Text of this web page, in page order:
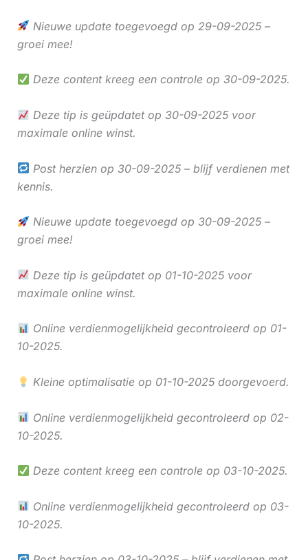
Nieuwe update toegevoegd op 29-09-2025 –
groei mee!
Deze content kreeg een controle op 30-09-2025.
Deze tip is geüpdatet op 30-09-2025 voor
maximale online winst.
Post herzien op 30-09-2025 – blijf verdienen met
kennis.
Nieuwe update toegevoegd op 30-09-2025 –
groei mee!
Deze tip is geüpdatet op 01-10-2025 voor
maximale online winst.
Online verdienmogelijkheid gecontroleerd op 01-
10-2025.
Kleine optimalisatie op 01-10-2025 doorgevoerd.
Online verdienmogelijkheid gecontroleerd op 02-
10-2025.
Deze content kreeg een controle op 03-10-2025.
Online verdienmogelijkheid gecontroleerd op 03-
10-2025.